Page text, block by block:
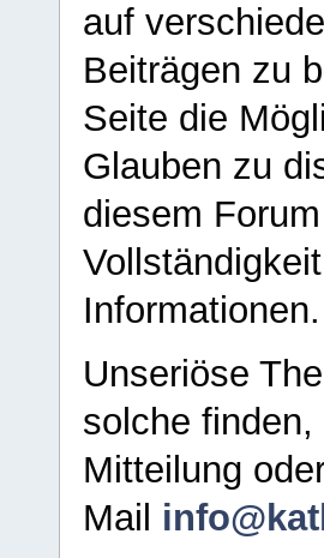
auf
Beiträgen zu
Seite die
Glauben zu
diesem
Informationen.
Unseriöse
solche
Mitteilung
Mail